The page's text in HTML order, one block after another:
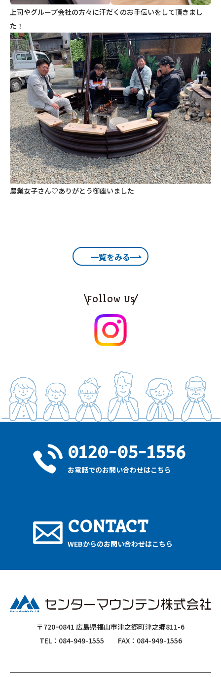
上司やグループ会社の方々に汗だくのお手伝いをして頂きまし
た！
農業女子さん♡ありがとう御座いました
一覧をみる
Follow Us
0120-05-1556
お電話でのお問い合わせはこちら
CONTACT
WEBからのお問い合わせはこちら
〒720ｰ0841 広島県福山市津之郷町津之郷811-6
TEL：084-949-1555
FAX：084-949-1556